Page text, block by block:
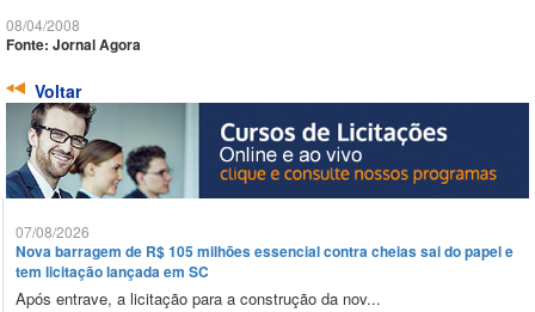
08/04/2008
Fonte: Jornal Agora
Voltar
07/08/2026
Nova barragem de R$ 105 milhões essencial contra cheias sai do papel e
tem licitação lançada em SC
Após entrave, a licitação para a construção da nov...